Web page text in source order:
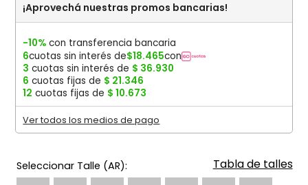
¡Aprovechá nuestras promos bancarias!
-10% con transferencia bancaria
6cuotas sin interés de$18.465con
3 cuotas sin interés de $ 36.930
6 cuotas fijas de $ 21.346
12 cuotas fijas de $ 10.673
Ver todos los medios de pago
Tabla de talles